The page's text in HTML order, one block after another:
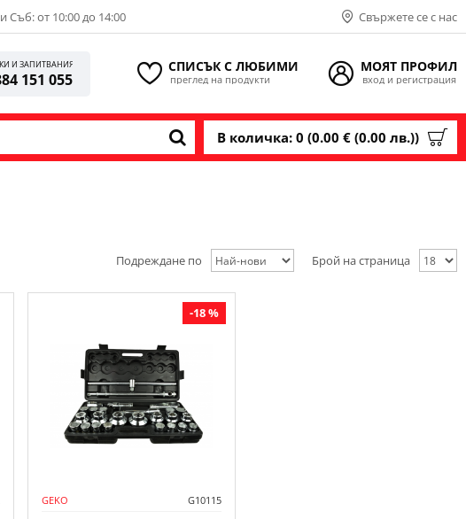
Съб: от 10:00 до 14:00 Свържете се с нас
СПИСЪК С ЛЮБИМИ
преглед на продукти
МОЯТ ПРОФИЛ
вход и регистрация
И ЗАПИТВАНИЯ
151 055
В количка: 0 (0.00 € (0.00 лв.))
Подреждане по Брой на страница
-18 %
GEKO G10115